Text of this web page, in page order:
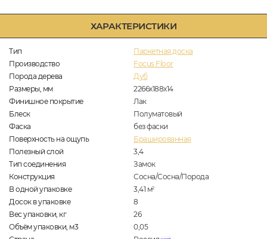
ХАРАКТЕРИСТИКИ
Тип
Паркетная доска
Производство
Focus Floor
Порода дерева
Дуб
Размеры, мм
2266x188x14
Финишное покрытие
Лак
Блеск
Полуматовый
Фаска
без фаски
Поверхность на ощупь
Брашированная
Полезный слой
3,4
Тип соединения
Замок
Конструкция
Сосна/Сосна/Порода
В одной упаковке
3,41 м2
Досок в упаковке
8
Вес упаковки, кг
26
Объём упаковки, м3
0,05